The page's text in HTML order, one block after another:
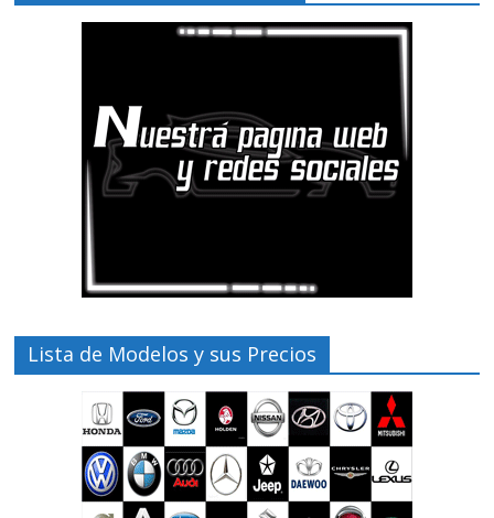
Lista de Modelos y sus Precios